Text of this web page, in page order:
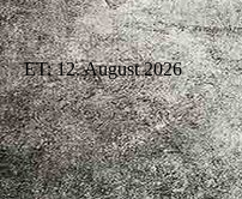
ET: 12. August 2026